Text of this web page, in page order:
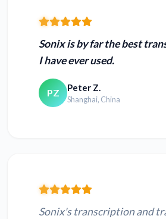
Sonix is by far the best
I have ever used.
PZ Peter Z.
Shanghai, China
Sonix's transcription and